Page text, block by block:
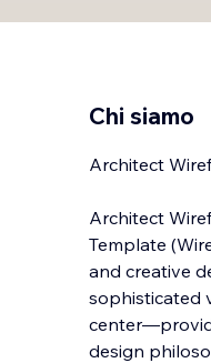
Chi siamo
Architect
Architect
Template
and creative
sophisticated
design